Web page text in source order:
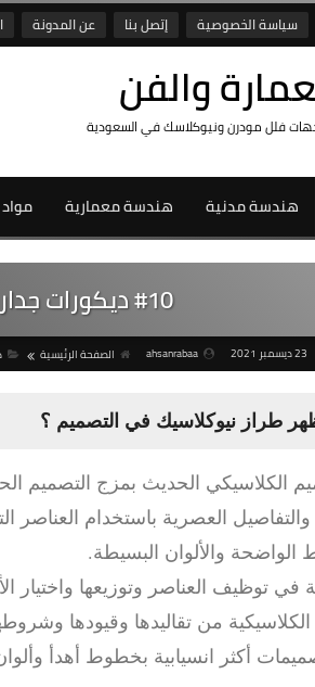
سياسة الخصوصية إتصل بنا عن المدونة
والفن
فلل مودرن ونيوكلاسك في السعودية
الرئيسية
هندسة مدنية هندسة معمارية
#10 ديكورات جدار التلفزيون بطراز نيو كلاسيك
ahsanrabaa الصفحة الرئيسية
طراز نيوكلاسيك في التصميم ؟
الكلاسيكي الحديث بمزج التصميم
العصرية باستخدام العناصر
والألوان البسيطة.
في توظيف العناصر وتوزيعها واختيار
من تقاليدها وقيودها
أكثر انسيابية بخطوط أهدأ